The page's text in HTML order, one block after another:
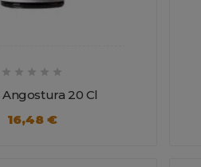
    
20 Cl
16,48 €